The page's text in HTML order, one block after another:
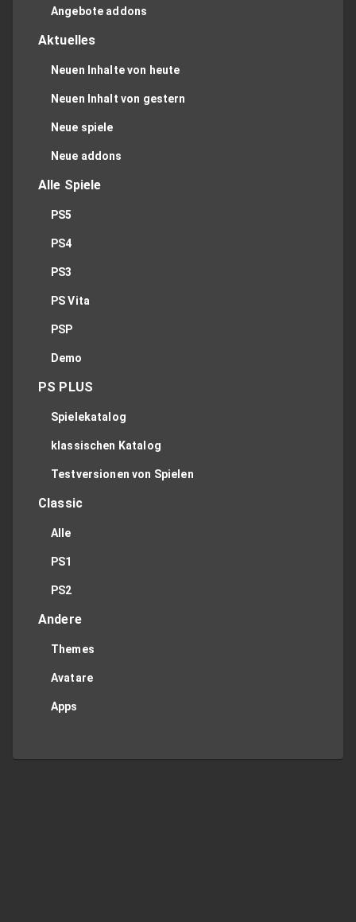
Angebote addons
Aktuelles
Neuen Inhalte von heute
Neuen Inhalt von gestern
Neue spiele
Neue addons
Alle Spiele
PS5
PS4
PS3
PS Vita
PSP
Demo
PS PLUS
Spielekatalog
klassischen Katalog
Testversionen von Spielen
Classic
Alle
PS1
PS2
Andere
Themes
Avatare
Apps